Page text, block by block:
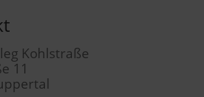
Kohlstraße
11